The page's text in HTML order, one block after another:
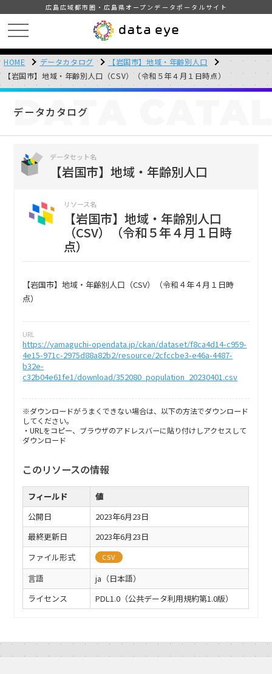
広島広域都市圏・広島県オープンデータポータルサイト
HOME データカタログ
【岩国市】地域・年齢別人口
【岩国市】地域・年齢別人口（CSV）（令和５年４月１日時点）
データカタログ
DATA
データセット名
【岩国市】地域・年齢別人口
リソース名
【岩国市】地域・年齢別人口
（CSV）（令和５年４月１日時
点）
【岩国市】地域・年齢別人口（CSV）（令和４年４月１日時
点）
URL
https://yamaguchi-opendata.jp/ckan/dataset/f8ca4d14-c959-
4e15-971c-2975d88a82b2/resource/2cfccbe3-e46a-4487-
b32e-
c32b04e61fe1/download/352080_population_20230401.csv
※ダウンロードがうまくできない場合は、以下の方法でダウンロード
してください。
・URLをコピー、ブラウザのアドレスバーに貼り付けしアクセスして
ダウンロード
このリソースの情報
フィールド
値
公開日
2023年6月23日
最終更新日
2023年6月23日
ファイル形式
CSV
言語
ja（日本語）
ライセンス
PDL1.0（公共データ利用規約第1.0版）